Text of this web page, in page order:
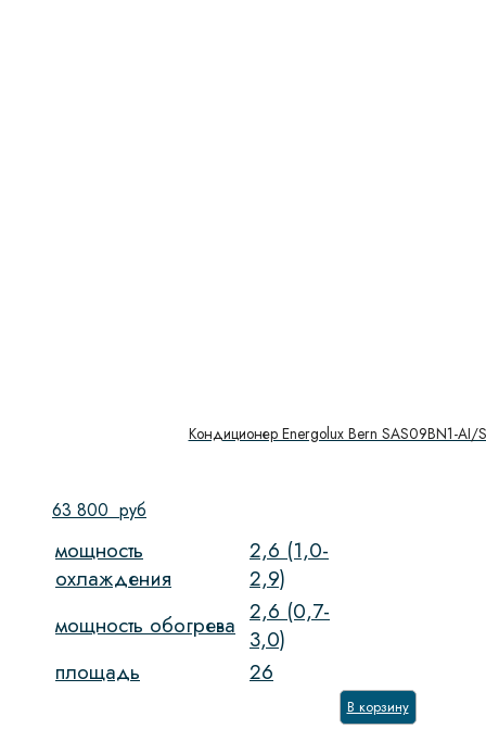
Кондиционер Energolux Bern SAS09BN1-AI/
63 800 руб
мощность
охлаждения
2,6 (1,0-
2,9)
мощность обогрева 2,6 (0,7-
3,0)
площадь
26
В корзину